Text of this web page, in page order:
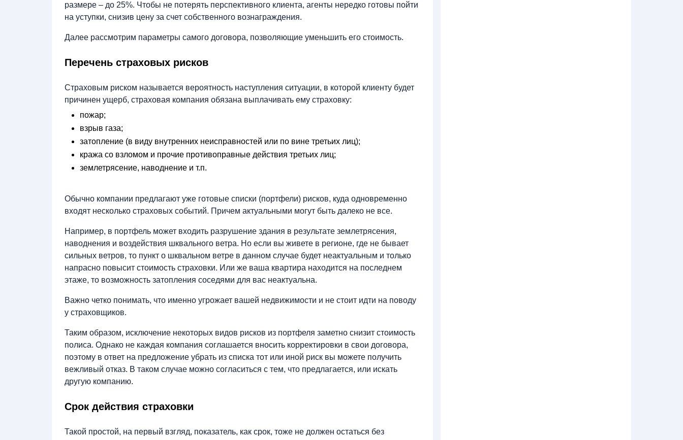
размере – до 25%. Чтобы не потерять перспективного клиента, агенты нередко готовы пойти
на уступки, снизив цену за счет собственного вознаграждения.
Далее рассмотрим параметры самого договора, позволяющие уменьшить его стоимость.
Перечень страховых рисков
Страховым риском называется вероятность наступления ситуации, в которой клиенту будет
причинен ущерб, страховая компания обязана выплачивать ему страховку:
пожар;
взрыв газа;
затопление (в виду внутренних неисправностей или по вине третьих лиц);
кража со взломом и прочие противоправные действия третьих лиц;
землетрясение, наводнение и т.п.
Обычно компании предлагают уже готовые списки (портфели) рисков, куда одновременно
входят несколько страховых событий. Причем актуальными могут быть далеко не все.
Например, в портфель может входить разрушение здания в результате землетрясения,
наводнения и воздействия шквального ветра. Но если вы живете в регионе, где не бывает
сильных ветров, то пункт о шквальном ветре в данном случае будет неактуальным и только
напрасно повысит стоимость страховки. Или же ваша квартира находится на последнем
этаже, то возможность затопления соседями для вас неактуальна.
Важно четко понимать, что именно угрожает вашей недвижимости и не стоит идти на поводу
у страховщиков.
Таким образом, исключение некоторых видов рисков из портфеля заметно снизит стоимость
полиса. Однако не каждая компания соглашается вносить корректировки в свои договора,
поэтому в ответ на предложение убрать из списка тот или иной риск вы можете получить
вежливый отказ. В таком случае можно согласиться с тем, что предлагается, или искать
другую компанию.
Срок действия страховки
Такой простой, на первый взгляд, показатель, как срок, тоже не должен остаться без